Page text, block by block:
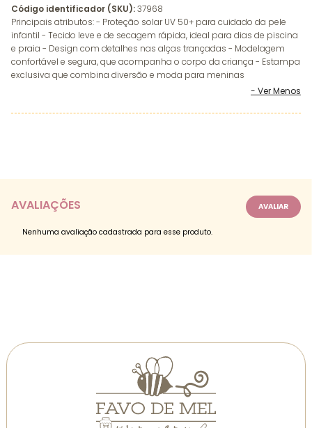
Código identificador (SKU):37968
Principais atributos: - Proteção solar UV 50+ para cuidado da pele
infantil - Tecido leve e de secagem rápida, ideal para dias de piscina
e praia - Design com detalhes nas alças trançadas - Modelagem
confortável e segura, que acompanha o corpo da criança - Estampa
exclusiva que combina diversão e moda para meninas
AVALIAÇÕES
Nenhuma avaliação cadastrada para esse produto.